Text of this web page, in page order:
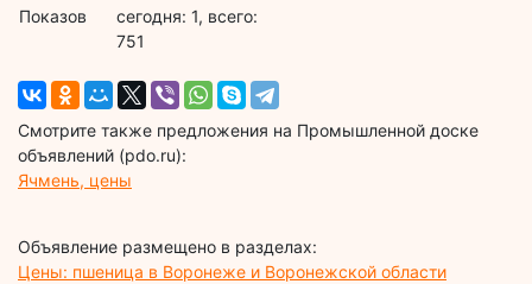
Показов
cегодня: 1, всего:
751
Смотрите также предложения на Промышленной доске
объявлений (pdo.ru):
Ячмень, цены
Объявление размещено в разделах:
Цены: пшеница в Воронеже и Воронежской области